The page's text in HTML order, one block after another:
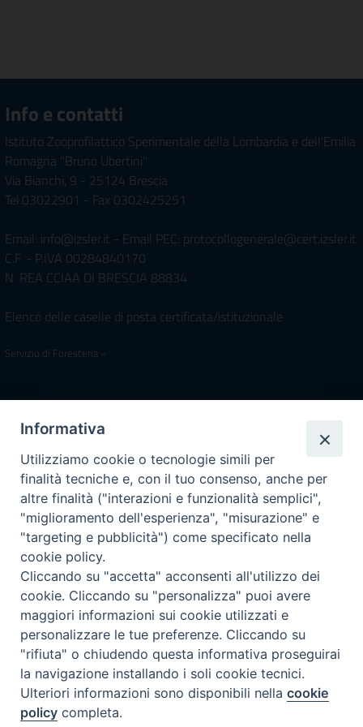
Info e contatti
Istituto Zooprofilattico Sperimentale della Lombardia e dell'Emilia
Romagna "Bruno Ubertini"
Via Bianchi, 9 - 25124 Brescia
Tel.03022901 - Fax 0302425251
Email: info@izsler.it - Email PEC: protocollogenerale@cert.izsler.it
C.F. - P.IVA 00284840170
N. REA CCIAA DI BRESCIA 88834
Elenco delle caselle di posta certificata/istituzionale
Servizio di Foresteria »
Iscrivimi Alla Newsletter
Accessibilità
Note Legali|Privacy
Prossime reperibilità IZSLER
Il servizio di Pronta Disponibilità viene garantito per entrambe le
Regioni nelle giornate di sabato e nei giorni festivi: dalle 08.00
alle 20.00
08/08/2026 PER LA REGIONE LOMBARDIA:
DOTT.SSA VICARI NADIA tel. 3665888246
08/08/2026 PER LA REGIONE EMILIA ROMAGNA:
DOTT.SSA CARRA ELENA tel. 3358249870
Informativa
Utilizziamo cookie o tecnologie simili per
finalità tecniche e, con il tuo consenso, anche per
altre finalità ("interazioni e funzionalità semplici",
"miglioramento dell'esperienza", "misurazione" e
"targeting e pubblicità") come specificato nella
cookie policy.
Cliccando su "accetta" acconsenti all'utilizzo dei
cookie. Cliccando su "personalizza" puoi avere
maggiori informazioni sui cookie utilizzati e
personalizzare le tue preferenze. Cliccando su
"rifiuta" o chiudendo questa informativa proseguirai
la navigazione installando i soli cookie tecnici.
Ulteriori informazioni sono disponibili nellacookie
policy completa.